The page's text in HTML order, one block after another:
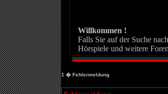
Willkommen !
Falls Sie auf der Suche
Hörspiele und weitere
1 � Fehlermeldung